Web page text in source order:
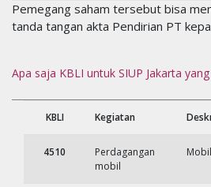
Pemegang saham tersebut bisa
tanda tangan akta Pendirian PT
Apa saja KBLI untuk SIUP Jakarta
KBLI Kegiatan
4510
Perdagangan
mobil